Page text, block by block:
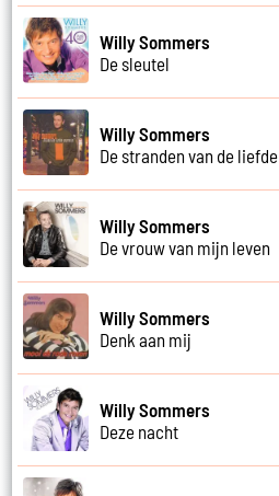
Willy Sommers
De sleutel
Willy Sommers
De stranden van de liefde
Willy Sommers
De vrouw van mijn leven
Willy Sommers
Denk aan mij
Willy Sommers
Deze nacht